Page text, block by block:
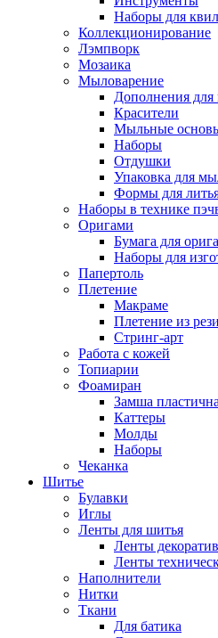
Наборы для
Коллекционирование
Лэмпворк
Мозаика
Мыловарение
Дополнения
Красители
Мыльные
Наборы
Отдушки
Упаковка для
Формы для
Наборы в технике
Оригами
Бумага для
Наборы для
Папертоль
Плетение
Макраме
Плетение из
Стринг-арт
Работа с кожей
Топиарии
Фоамиран
Замша
Каттеры
Молды
Наборы
Чеканка
Шитье
Булавки
Иглы
Ленты для шитья
Ленты
Ленты
Наполнители
Нитки
Ткани
Для батика